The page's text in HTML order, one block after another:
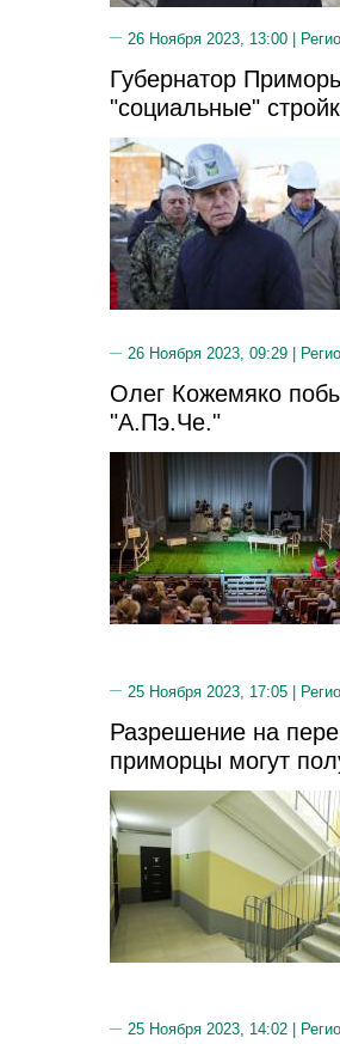
26 Ноября 2023, 13:00 |
Губернатор
"социальные"
26 Ноября 2023, 09:29 |
Олег Кожемяко
"А.Пэ.Че."
25 Ноября 2023, 17:05 |
Разрешение на
приморцы могут
25 Ноября 2023, 14:02 |